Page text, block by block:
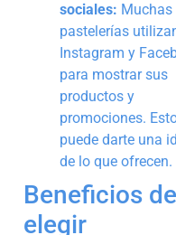
sociales: Muchas
pastelerías
Instagram y
para mostrar sus
productos y
promociones.
puede darte una
de lo que ofrecen.
Beneficios de
elegir